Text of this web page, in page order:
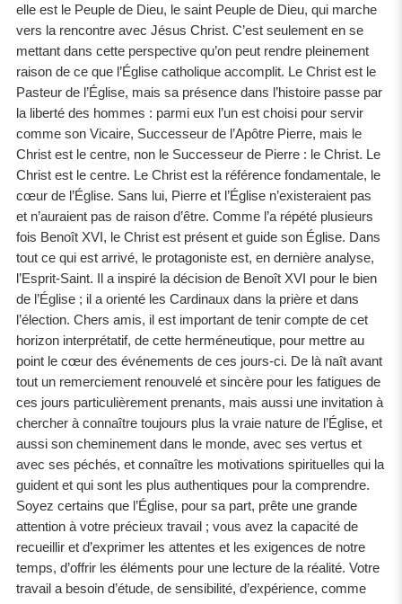
elle est le Peuple de Dieu, le saint Peuple de Dieu, qui marche
vers la rencontre avec Jésus Christ. C’est seulement en se
mettant dans cette perspective qu’on peut rendre pleinement
raison de ce que l’Église catholique accomplit. Le Christ est le
Pasteur de l’Église, mais sa présence dans l’histoire passe par
la liberté des hommes : parmi eux l’un est choisi pour servir
comme son Vicaire, Successeur de l’Apôtre Pierre, mais le
Christ est le centre, non le Successeur de Pierre : le Christ. Le
Christ est le centre. Le Christ est la référence fondamentale, le
cœur de l’Église. Sans lui, Pierre et l’Église n’existeraient pas
et n’auraient pas de raison d’être. Comme l’a répété plusieurs
fois Benoît XVI, le Christ est présent et guide son Église. Dans
tout ce qui est arrivé, le protagoniste est, en dernière analyse,
l’Esprit-Saint. Il a inspiré la décision de Benoît XVI pour le bien
de l’Église ; il a orienté les Cardinaux dans la prière et dans
l’élection. Chers amis, il est important de tenir compte de cet
horizon interprétatif, de cette herméneutique, pour mettre au
point le cœur des événements de ces jours-ci. De là naît avant
tout un remerciement renouvelé et sincère pour les fatigues de
ces jours particulièrement prenants, mais aussi une invitation à
chercher à connaître toujours plus la vraie nature de l’Église, et
aussi son cheminement dans le monde, avec ses vertus et
avec ses péchés, et connaître les motivations spirituelles qui la
guident et qui sont les plus authentiques pour la comprendre.
Soyez certains que l’Église, pour sa part, prête une grande
attention à votre précieux travail ; vous avez la capacité de
recueillir et d’exprimer les attentes et les exigences de notre
temps, d’offrir les éléments pour une lecture de la réalité. Votre
travail a besoin d’étude, de sensibilité, d’expérience, comme